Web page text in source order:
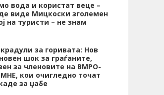
вода и користат веце –
виде Мицкоски зголемен
на туристи – не знам
за горивата: Нов
шок за граѓаните,
за членовите на ВМРО-
кои очигледно точат
за џабе